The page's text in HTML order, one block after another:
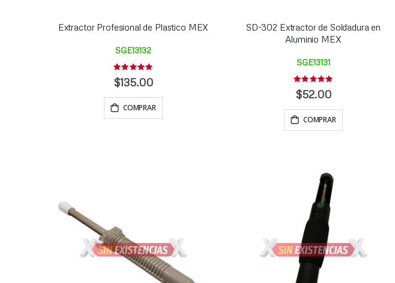
Extractor Profesional de Plastico MEX
SGE13132
Rating:
0%
$135.00
COMPRAR
SD-302 Extractor de Soldadura en
Aluminio MEX
SGE13131
Rating:
0%
$52.00
COMPRAR